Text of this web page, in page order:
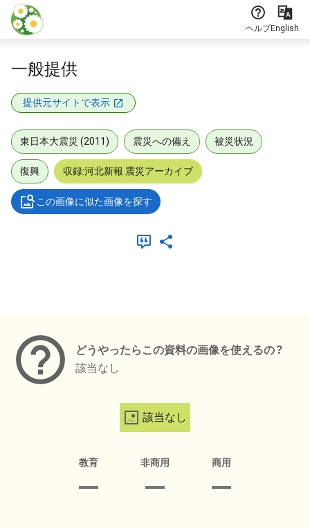
本文に飛ぶ
ヘルプEnglish
一般提供
提供元サイトで表示
東日本大震災 (2011) 震災への備え 被災状況
復興 収録:河北新報 震災アーカイブ
この画像に似た画像を探す
どうやったらこの資料の画像を使えるの？
該当なし
該当なし
教育 非商用 商用